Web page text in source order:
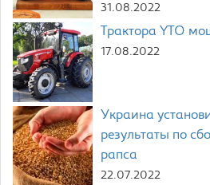
31.08.2022
Трактора YTO
17.08.2022
Украина
результаты по
рапса
22.07.2022